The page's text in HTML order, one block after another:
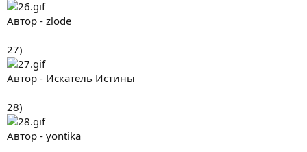
Автор - zlode
27)
Автор - Искатель Истины
28)
Автор - yontika